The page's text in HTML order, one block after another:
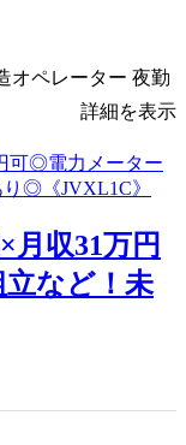
オペレーター 夜勤
詳細を表示
月収31万円
など！未